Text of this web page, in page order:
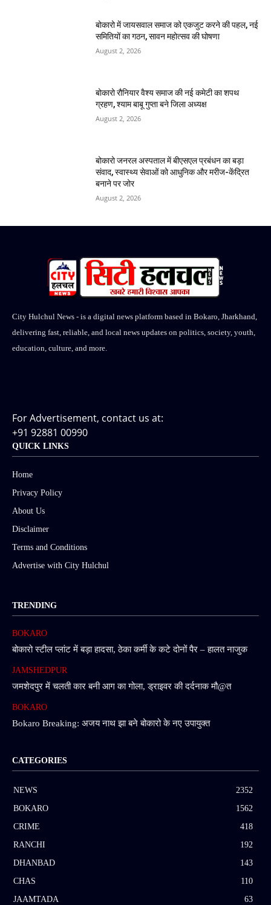
बोकारो में जायसवाल समाज को एकजुट करने की पहल, नई
समितियों का गठन, सावन महोत्सव की घोषणा
August 2, 2026
बोकारो रौनियार वैश्य समाज की नई कमेटी का शपथ
ग्रहण, श्याम बाबू गुप्ता बने जिला अध्यक्ष
August 2, 2026
बोकारो जनरल अस्पताल में बीएसएल प्रबंधन का बड़ा
संवाद, स्वास्थ्य सेवाओं को आधुनिक और मरीज-केंद्रित
बनाने पर जोर
August 2, 2026
City Hulchul News - is a digital news platform based in Bokaro, Jharkhand,
delivering fast, reliable, and local news updates on politics, society, youth,
education, culture, and more.
For Advertisement, contact us at:
+91 92881 00990
QUICK LINKS
Home
Privacy Policy
About Us
Disclaimer
Terms and Conditions
Advertise with City Hulchul
TRENDING
BOKARO
बोकारो स्टील प्लांट में बड़ा हादसा, ठेका कर्मी के कटे दोनों पैर – हालत नाजुक
JAMSHEDPUR
जमशेदपुर में चलती कार बनी आग का गोला, ड्राइवर की दर्दनाक मौ@त
BOKARO
Bokaro Breaking: अजय नाथ झा बने बोकारो के नए उपायुक्त
CATEGORIES
NEWS
2352
BOKARO
1562
CRIME
418
RANCHI
192
DHANBAD
143
CHAS
110
JAAMTADA
63